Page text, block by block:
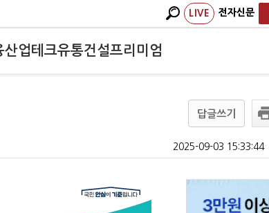
LIVE 전자신문
산업테크유통건설프리미엄
답글쓰기
2025-09-03 15:33:44